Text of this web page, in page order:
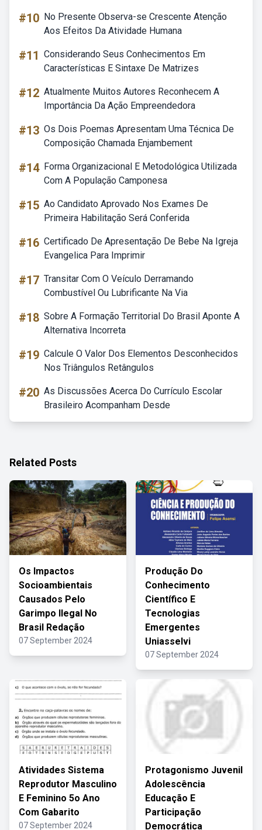
#10 No Presente Observa-se Crescente Atenção
Aos Efeitos Da Atividade Humana
#11 Considerando Seus Conhecimentos Em
Características E Sintaxe De Matrizes
#12 Atualmente Muitos Autores Reconhecem A
Importância Da Ação Empreendedora
#13 Os Dois Poemas Apresentam Uma Técnica De
Composição Chamada Enjambement
#14 Forma Organizacional E Metodológica Utilizada
Com A População Camponesa
#15 Ao Candidato Aprovado Nos Exames De
Primeira Habilitação Será Conferida
#16 Certificado De Apresentação De Bebe Na Igreja
Evangelica Para Imprimir
#17 Transitar Com O Veículo Derramando
Combustível Ou Lubrificante Na Via
#18 Sobre A Formação Territorial Do Brasil Aponte A
Alternativa Incorreta
#19 Calcule O Valor Dos Elementos Desconhecidos
Nos Triângulos Retângulos
#20 As Discussões Acerca Do Currículo Escolar
Brasileiro Acompanham Desde
Related Posts
Os Impactos
Socioambientais
Causados Pelo
Garimpo Ilegal No
Brasil Redação
07 September 2024
Produção Do
Conhecimento
Científico E
Tecnologias
Emergentes
Uniasselvi
07 September 2024
Atividades Sistema
Reprodutor Masculino
E Feminino 5o Ano
Com Gabarito
07 September 2024
Protagonismo Juvenil
Adolescência
Educação E
Participação
Democrática